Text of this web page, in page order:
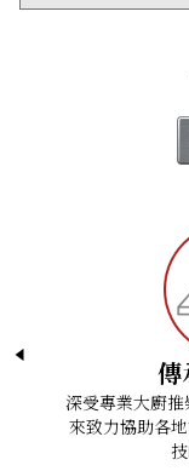
入氣口：13毫
3D AutoCad
ArchiCad
Revit Files (RFA)
SketchUp (SKP)
Outdoor Grill
Outdoor
Outdoor Gas
Wolf Design
傳
深受專業大廚
來致力協助各